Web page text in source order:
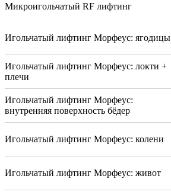
Микроигольчатый RF лифтинг
Игольчатый лифтинг Морфеус: ягодицы
Игольчатый лифтинг Морфеус: локти +
плечи
Игольчатый лифтинг Морфеус:
внутренняя поверхность бёдер
Игольчатый лифтинг Морфеус: колени
Игольчатый лифтинг Морфеус: живот